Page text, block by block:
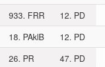
933. FRR
12. PD
18. PAklB
12. PD
26. PR 47. PD